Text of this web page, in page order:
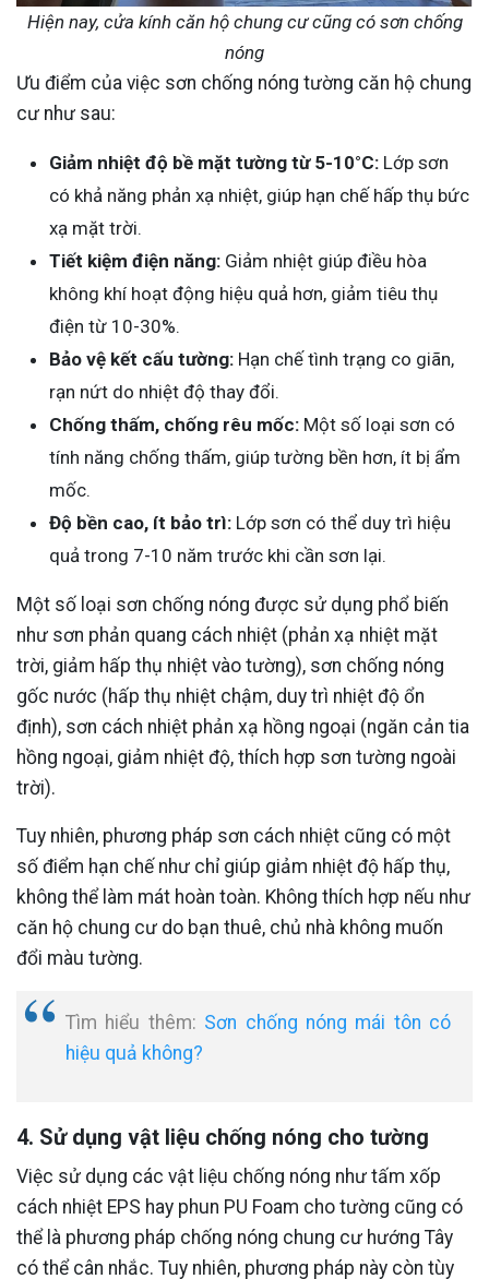
Hiện nay, cửa kính căn hộ chung cư cũng có sơn chống
nóng
Ưu điểm của việc sơn chống nóng tường căn hộ chung
cư như sau:
Giảm nhiệt độ bề mặt tường từ 5-10°C: Lớp sơn
có khả năng phản xạ nhiệt, giúp hạn chế hấp thụ bức
xạ mặt trời.
Tiết kiệm điện năng: Giảm nhiệt giúp điều hòa
không khí hoạt động hiệu quả hơn, giảm tiêu thụ
điện từ 10-30%.
Bảo vệ kết cấu tường: Hạn chế tình trạng co giãn,
rạn nứt do nhiệt độ thay đổi.
Chống thấm, chống rêu mốc: Một số loại sơn có
tính năng chống thấm, giúp tường bền hơn, ít bị ẩm
mốc.
Độ bền cao, ít bảo trì: Lớp sơn có thể duy trì hiệu
quả trong 7-10 năm trước khi cần sơn lại.
Một số loại sơn chống nóng được sử dụng phổ biến
như sơn phản quang cách nhiệt (phản xạ nhiệt mặt
trời, giảm hấp thụ nhiệt vào tường), sơn chống nóng
gốc nước (hấp thụ nhiệt chậm, duy trì nhiệt độ ổn
định), sơn cách nhiệt phản xạ hồng ngoại (ngăn cản tia
hồng ngoại, giảm nhiệt độ, thích hợp sơn tường ngoài
trời).
Tuy nhiên, phương pháp sơn cách nhiệt cũng có một
số điểm hạn chế như chỉ giúp giảm nhiệt độ hấp thụ,
không thể làm mát hoàn toàn. Không thích hợp nếu như
căn hộ chung cư do bạn thuê, chủ nhà không muốn
đổi màu tường.
Tìm hiểu thêm: Sơn chống nóng mái tôn có
hiệu quả không?
4. Sử dụng vật liệu chống nóng cho tường
Việc sử dụng các vật liệu chống nóng như tấm xốp
cách nhiệt EPS hay phun PU Foam cho tường cũng có
thể là phương pháp chống nóng chung cư hướng Tây
có thể cân nhắc. Tuy nhiên, phương pháp này còn tùy